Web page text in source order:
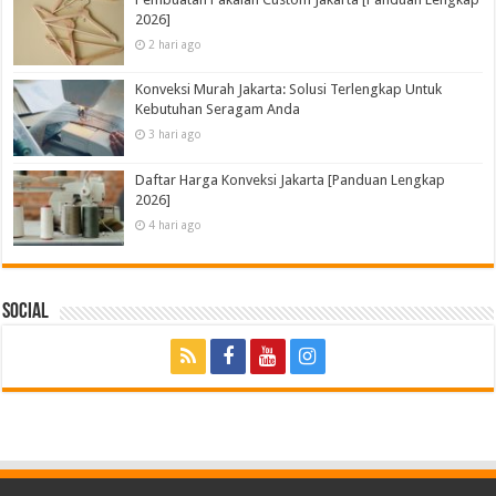
2026]
2 hari ago
Konveksi Murah Jakarta: Solusi Terlengkap Untuk
Kebutuhan Seragam Anda
3 hari ago
Daftar Harga Konveksi Jakarta [Panduan Lengkap
2026]
4 hari ago
Social